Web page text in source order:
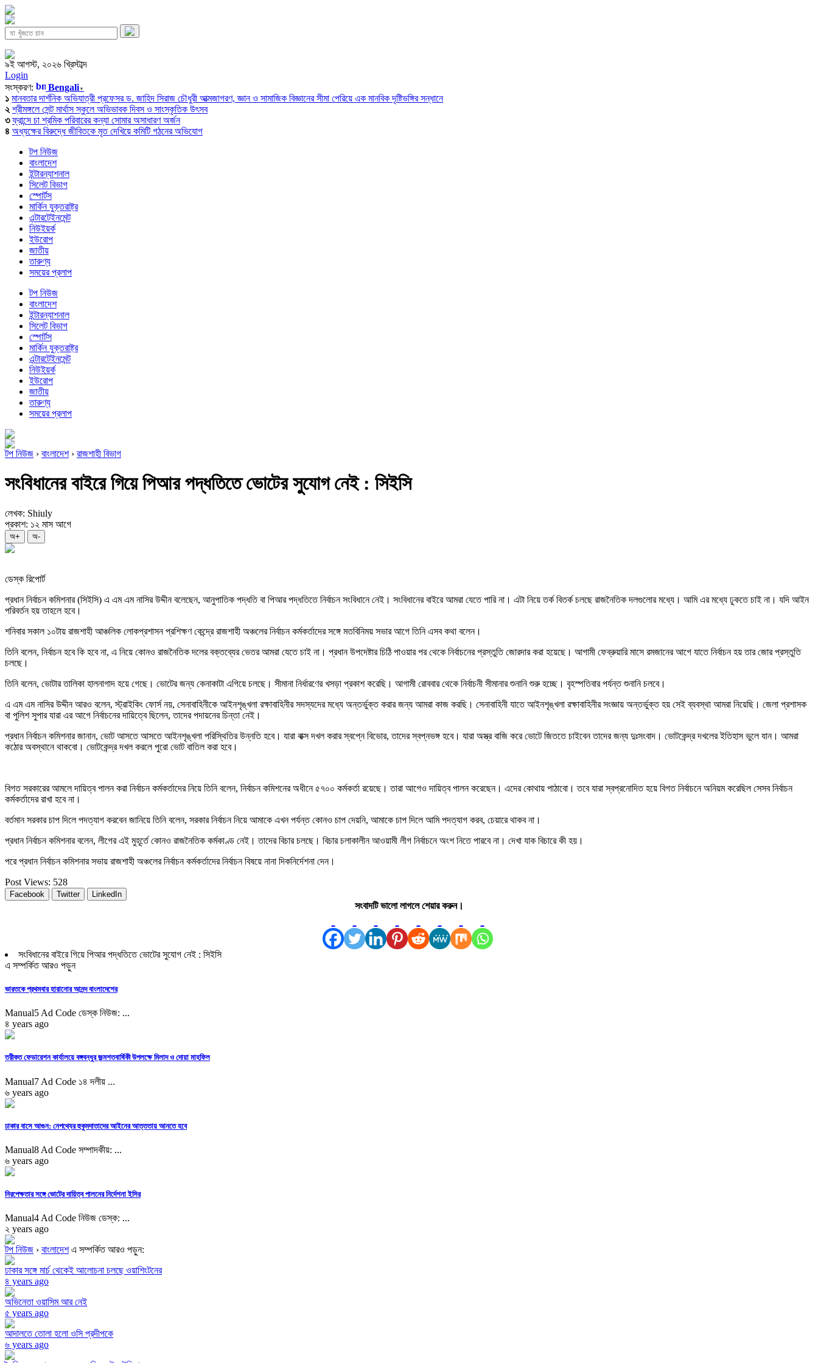
৯ই আগস্ট, ২০২৬ খ্রিস্টাব্দ
Login
সংস্করণ:
Bengali▼
১ মানবতার দার্শনিক অভিযাত্রী প্রফেসর ড. জাহিদ সিরাজ চৌধুরী আত্মজাগরণ, জ্ঞান ও সামাজিক বিজ্ঞানের সীমা পেরিয়ে এক মানবিক দৃষ্টিভঙ্গির সন্ধানে
২ শ্রীমঙ্গলে সেন্ট মার্থাস স্কুলে অভিভাবক দিবস ও সাংস্কৃতিক উৎসব
৩ ফ্রান্সে চা শ্রমিক পরিবারের কন্যা সোমার অসাধারণ অর্জন
৪ অধ্যক্ষের বিরুদ্ধে জীবিতকে মৃত দেখিয়ে কমিটি গঠনের অভিযোগ
টপ নিউজ
বাংলাদেশ
ইন্টারন্যাশনাল
সিলেট বিভাগ
স্পোর্টস
মার্কিন যুক্তরাষ্ট্র
এন্টারটেইনমেন্ট
নিউইয়র্ক
ইউরোপ
জাতীয়
তারুণ্য
সময়ের প্রলাপ
টপ নিউজ
বাংলাদেশ
ইন্টারন্যাশনাল
সিলেট বিভাগ
স্পোর্টস
মার্কিন যুক্তরাষ্ট্র
এন্টারটেইনমেন্ট
নিউইয়র্ক
ইউরোপ
জাতীয়
তারুণ্য
সময়ের প্রলাপ
টপ নিউজ › বাংলাদেশ› রাজশাহী বিভাগ
সংবিধানের বাইরে গিয়ে পিআর পদ্ধতিতে ভোটের সুযোগ নেই : সিইসি
লেখক: Shiuly
প্রকাশ: ১২ মাস আগে
অ+ অ-
ডেস্ক রিপোর্ট
প্রধান নির্বাচন কমিশনার (সিইসি) এ এম এম নাসির উদ্দীন বলেছেন, আনুপাতিক পদ্ধতি বা পিআর পদ্ধতিতে নির্বাচন সংবিধানে নেই। সংবিধানের বাইরে আমরা যেতে পারি না। এটা নিয়ে তর্ক বিতর্ক চলছে রাজনৈতিক দলগুলোর মধ্যে। আমি এর মধ্যে ঢুকতে চাই না। যদি আইন
পরিবর্তন হয় তাহলে হবে।
শনিবার সকাল ১০টায় রাজশাহী আঞ্চলিক লোকপ্রশাসন প্রশিক্ষণ কেন্দ্রে রাজশাহী অঞ্চলের নির্বাচন কর্মকর্তাদের সঙ্গে মতবিনিময় সভার আগে তিনি এসব কথা বলেন।
তিনি বলেন, নির্বাচন হবে কি হবে না, এ নিয়ে কোনও রাজনৈতিক দলের বক্তব্যের ভেতর আমরা যেতে চাই না। প্রধান উপদেষ্টার চিঠি পাওয়ার পর থেকে নির্বাচনের প্রস্তুতি জোরদার করা হয়েছে। আগামী ফেব্রুয়ারি মাসে রমজানের আগে যাতে নির্বাচন হয় তার জোর প্রস্তুতি
চলছে।
তিনি বলেন, ভোটার তালিকা হালনাগাদ হয়ে গেছে। ভোটের জন্য কেনাকাটা এগিয়ে চলছে। সীমানা নির্ধারণের খসড়া প্রকাশ করেছি। আগামী রোববার থেকে নির্বাচনী সীমানার শুনানি শুরু হচ্ছে। বৃহস্পতিবার পর্যন্ত শুনানি চলবে।
এ এম এম নাসির উদ্দীন আরও বলেন, স্ট্রাইকিং ফোর্স নয়, সেনাবাহিনীকে আইনশৃঙ্খলা রক্ষাবাহিনীর সদস্যদের মধ্যে অন্তর্ভুক্ত করার জন্য আমরা কাজ করছি। সেনাবাহিনী যাতে আইনশৃঙ্খলা রক্ষাবাহিনীর সংজ্ঞায় অন্তর্ভুক্ত হয় সেই ব্যবস্থা আমরা নিয়েছি। জেলা প্রশাসক
বা পুলিশ সুপার যারা এর আগে নির্বাচনের দায়িত্বে ছিলেন, তাদের পদায়নের চিন্তা নেই।
প্রধান নির্বাচন কমিশনার জানান, ভোট আসতে আসতে আইনশৃঙ্খলা পরিস্থিতির উন্নতি হবে। যারা বাক্স দখল করার স্বপ্নে বিভোর, তাদের স্বপ্নভঙ্গ হবে। যারা অস্ত্র বাজি করে ভোটে জিততে চাইবেন তাদের জন্য দুঃসংবাদ। ভোটকেন্দ্র দখলের ইতিহাস ভুলে যান। আমরা
কঠোর অবস্থানে থাকবো। ভোটকেন্দ্র দখল করলে পুরো ভোট বাতিল করা হবে।
বিগত সরকারের আমলে দায়িত্ব পালন করা নির্বাচন কর্মকর্তাদের নিয়ে তিনি বলেন, নির্বাচন কমিশনের অধীনে ৫৭০০ কর্মকর্তা রয়েছে। তারা আগেও দায়িত্ব পালন করেছেন। এদের কোথায় পাঠাবো। তবে যারা স্বপ্রনোদিত হয়ে বিগত নির্বাচনে অনিয়ম করেছিল সেসব নির্বাচন
কর্মকর্তাদের রাখা হবে না।
বর্তমান সরকার চাপ দিলে পদত্যাগ করবেন জানিয়ে তিনি বলেন, সরকার নির্বাচন নিয়ে আমাকে এখন পর্যন্ত কোনও চাপ দেয়নি, আমাকে চাপ দিলে আমি পদত্যাগ করব, চেয়ারে থাকব না।
প্রধান নির্বাচন কমিশনার বলেন, লীগের এই মুহূর্তে কোনও রাজনৈতিক কর্মকাণ্ড নেই। তাদের বিচার চলছে। বিচার চলাকালীন আওয়ামী লীগ নির্বাচনে অংশ নিতে পারবে না। দেখা যাক বিচারে কী হয়।
পরে প্রধান নির্বাচন কমিশনার সভায় রাজশাহী অঞ্চলের নির্বাচন কর্মকর্তাদের নির্বাচন বিষয়ে নানা দিকনির্দেশনা দেন।
Post Views: 528
Facebook Twitter LinkedIn
সংবাদটি ভালো লাগলে শেয়ার করুন।
সংবিধানের বাইরে গিয়ে পিআর পদ্ধতিতে ভোটের সুযোগ নেই : সিইসি
এ সম্পর্কিত আরও পড়ুন
ভারতকে প্রথমবার হারানোর আনন্দ বাংলাদেশের
Manual5 Ad Code ডেস্ক নিউজ: ...
৪ years ago
তরীকত ফেডারেশন কার্যালয়ে বঙ্গবন্ধুর জন্মশতবার্ষিকী উপলক্ষে মিলাদ ও দোয়া মাহফিল
Manual7 Ad Code ১৪ দলীয় ...
৬ years ago
ঢাকার বাসে আগুন: নেপথ্যের হুকুমদাতাদের আইনের আত্ততায় আনতে হবে
Manual8 Ad Code সম্পাদকীয়: ...
৬ years ago
নিরপেক্ষতার সঙ্গে ভোটের দায়িত্ব পালনের নির্দেশনা ইসির
Manual4 Ad Code নিউজ ডেস্ক: ...
২ years ago
টপ নিউজ › বাংলাদেশএ সম্পর্কিত আরও পড়ুন:
ঢাকার সঙ্গে মার্চ থেকেই আলোচনা চলছে ওয়াশিংটনের
৪ years ago
অভিনেতা ওয়াসিম আর নেই
৫ years ago
আদালতে তোলা হলো ওসি প্রদীপকে
৬ years ago